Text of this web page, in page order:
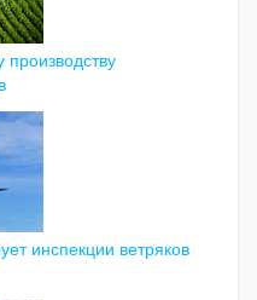
производству
инспекции ветряков